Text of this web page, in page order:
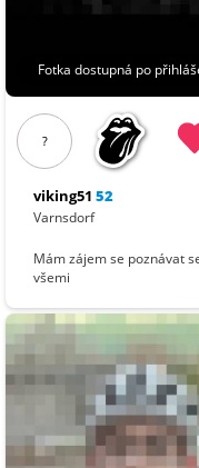
Fotka dostupná po
?
viking51 52
Varnsdorf
Mám zájem se poznávat
všemi